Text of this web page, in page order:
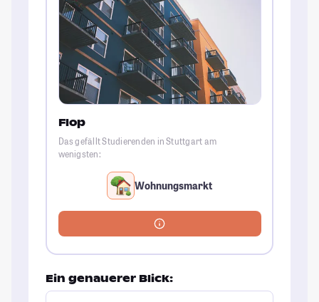
Flop
Das gefällt Studierenden in Stuttgart am
wenigsten:
Wohnungsmarkt
Ein genauerer Blick: